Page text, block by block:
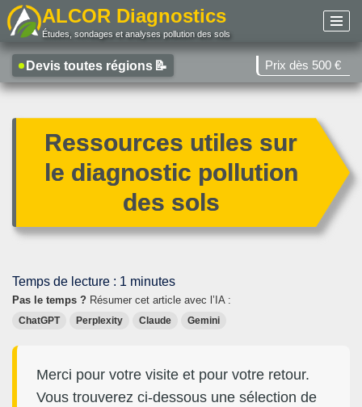
au
contenu
ALCOR Diagnostics
Études, sondages et analyses pollution des sols
Devis toutes régions 📝 Prix dès 500 €
Ressources utiles sur
le diagnostic pollution
des sols
Temps de lecture : 1 minutes
Pas le temps ? Résumer cet article avec l’IA :
ChatGPT Perplexity Claude Gemini
Merci pour votre visite et pour votre retour.
Vous trouverez ci-dessous une sélection de